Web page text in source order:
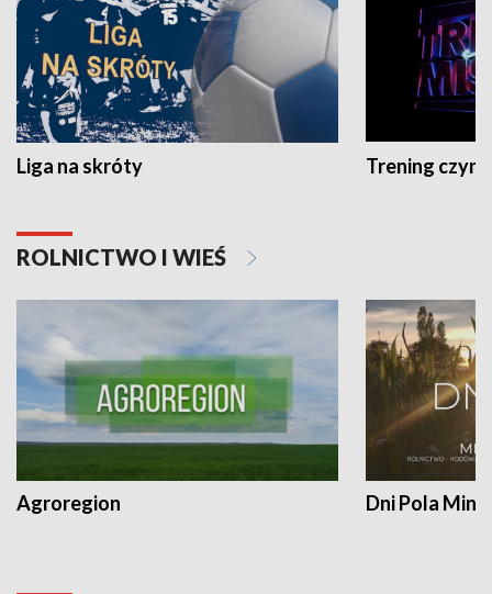
Liga na skróty Trening czyni
ROLNICTWO I WIEŚ
Agroregion Dni Pola